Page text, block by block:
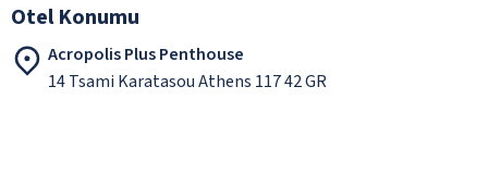
Otel Konumu
Acropolis Plus Penthouse
14 Tsami Karatasou Athens 117 42 GR